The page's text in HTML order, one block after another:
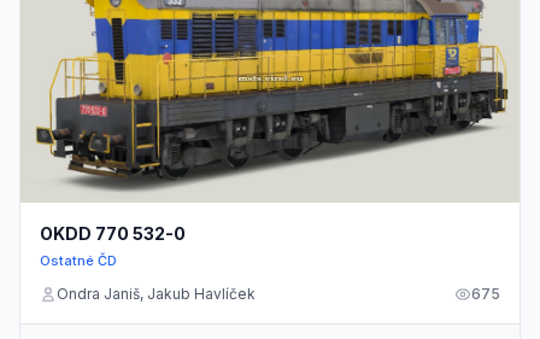
OKDD 770 532-0
Ostatné ČD
Ondra Janiš, Jakub Havlíček 675